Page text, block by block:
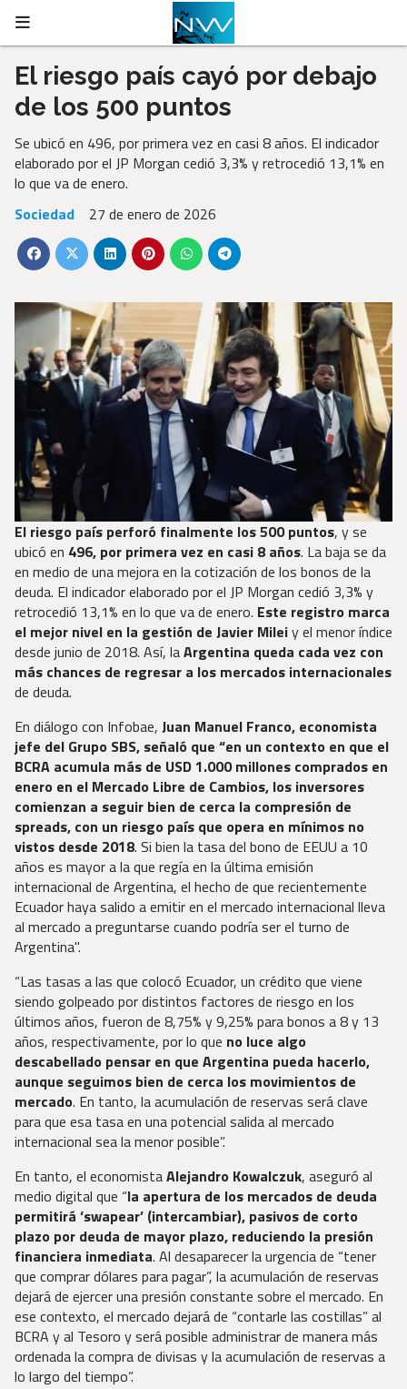
El riesgo país cayó por debajo
de los 500 puntos
Se ubicó en 496, por primera vez en casi 8 años. El indicador
elaborado por el JP Morgan cedió 3,3% y retrocedió 13,1% en
lo que va de enero.
Sociedad
27 de enero de 2026
El riesgo país perforó finalmente los 500 puntos, y se
ubicó en 496, por primera vez en casi 8 años. La baja se da
en medio de una mejora en la cotización de los bonos de la
deuda. El indicador elaborado por el JP Morgan cedió 3,3% y
retrocedió 13,1% en lo que va de enero. Este registro marca
el mejor nivel en la gestión de Javier Mileiy el menor índice
desde junio de 2018. Así, laArgentina queda cada vez con
más chances de regresar a los mercados internacionales
de deuda.
En diálogo con Infobae, Juan Manuel Franco, economista
jefe del Grupo SBS, señaló que “en un contexto en que el
BCRA acumula más de USD 1.000 millones comprados en
enero en el Mercado Libre de Cambios, los inversores
comienzan a seguir bien de cerca la compresión de
spreads, con un riesgo país que opera en mínimos no
vistos desde 2018. Si bien la tasa del bono de EEUU a 10
años es mayor a la que regía en la última emisión
internacional de Argentina, el hecho de que recientemente
Ecuador haya salido a emitir en el mercado internacional lleva
al mercado a preguntarse cuando podría ser el turno de
Argentina".
“Las tasas a las que colocó Ecuador, un crédito que viene
siendo golpeado por distintos factores de riesgo en los
últimos años, fueron de 8,75% y 9,25% para bonos a 8 y 13
años, respectivamente, por lo que no luce algo
descabellado pensar en que Argentina pueda hacerlo,
aunque seguimos bien de cerca los movimientos de
mercado. En tanto, la acumulación de reservas será clave
para que esa tasa en una potencial salida al mercado
internacional sea la menor posible”.
En tanto, el economistaAlejandro Kowalczuk, aseguró al
medio digital que “la apertura de los mercados de deuda
permitirá ‘swapear’ (intercambiar), pasivos de corto
plazo por deuda de mayor plazo, reduciendo la presión
financiera inmediata. Al desaparecer la urgencia de “tener
que comprar dólares para pagar”, la acumulación de reservas
dejará de ejercer una presión constante sobre el mercado. En
ese contexto, el mercado dejará de “contarle las costillas” al
BCRA y al Tesoro y será posible administrar de manera más
ordenada la compra de divisas y la acumulación de reservas a
lo largo del tiempo”.